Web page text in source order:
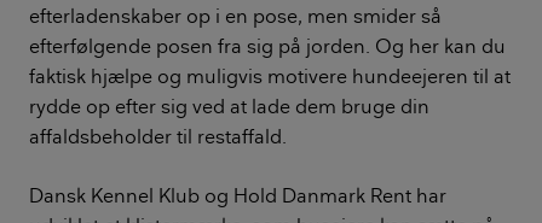
efterladenskaber op i en pose, men smider så
efterfølgende posen fra sig på jorden. Og her kan du
faktisk hjælpe og muligvis motivere hundeejeren til at
rydde op efter sig ved at lade dem bruge din
affaldsbeholder til restaffald.
Dansk Kennel Klub og Hold Danmark Rent har